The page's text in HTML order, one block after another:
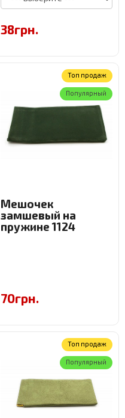
38грн.
Топ продаж
Популярный
Мешочек
замшевый на
пружине 1124
70грн.
Топ продаж
Популярный